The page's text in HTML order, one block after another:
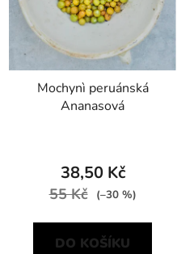
Mochynì peruánská
Ananasová
38,50 Kč
55 Kč (–30 %)
DO KOŠÍKU